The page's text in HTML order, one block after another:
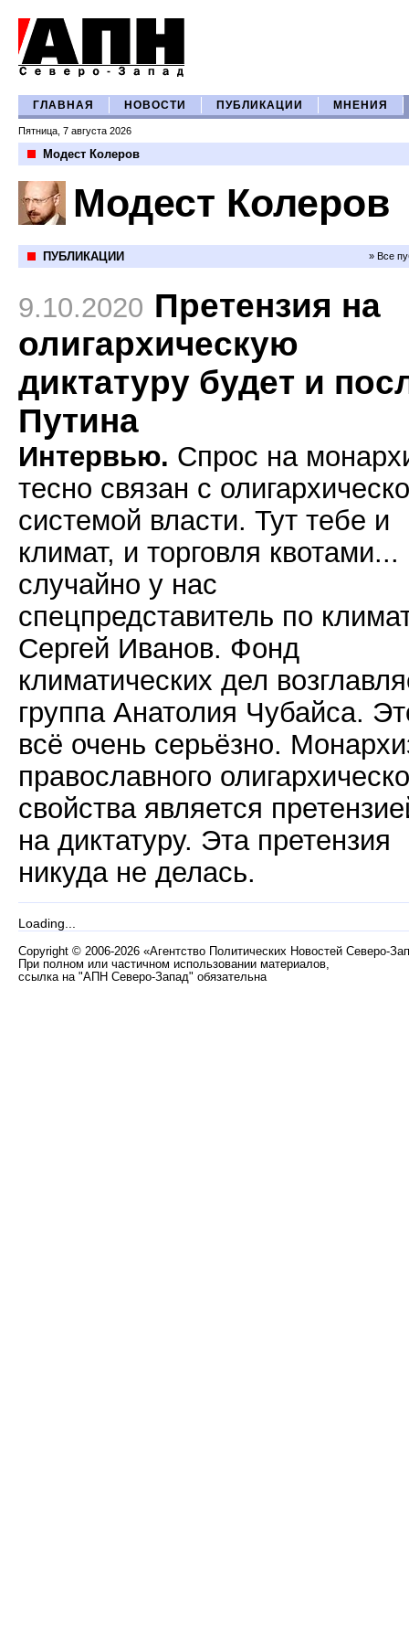
ГЛАВНАЯ НОВОСТИ ПУБЛИКАЦИИ МНЕНИЯ
Пятница, 7 августа 2026
Модест Колеров
Модест Колеров
ПУБЛИКАЦИИ » Все
9.10.2020 Претензия на
олигархическую
диктатуру будет и
Путина
Интервью. Спрос на
тесно связан с
системой власти. Тут тебе и
климат, и торговля
случайно у нас
спецпредставитель по
Сергей Иванов. Фонд
климатических дел
группа Анатолия Чубайса.
всё очень серьёзно.
православного
свойства является
на диктатуру. Эта претензия
никуда не делась.
Loading...
Copyright © 2006-2026 «Агентство Политических Новостей Северо-
При полном или частичном использовании материалов,
ссылка на "АПН Северо-Запад" обязательна